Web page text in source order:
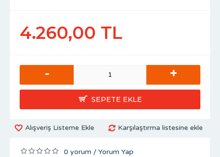
4.260,00 TL
- +
SEPETE EKLE
Alışveriş Listeme Ekle Karşılaştırma listesine ekle
0 yorum / Yorum Yap